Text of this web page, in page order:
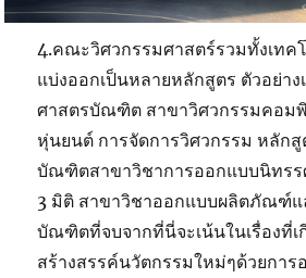
4.คณะวิศวกรรมศาสตร์รวมทั้งเทค
แบ่งออกเป็นหลายหลักสูตร ตัวอย่าง
ศาสตรบัณฑิต สาขาวิศวกรรมคอมพิ
หุ่นยนต์ การจัดการวิศวกรรม หลัก
บัณฑิตสาขาวิชาการออกแบบนิทรร
3 มิติ สาขาวิชาออกแบบผลิตภัณฑ์
บัณฑิตที่จบจากที่นี่จะเน้นในเรื่องที่เ
สร้างสรรค์นวัตกรรมใหม่ๆด้วยกา